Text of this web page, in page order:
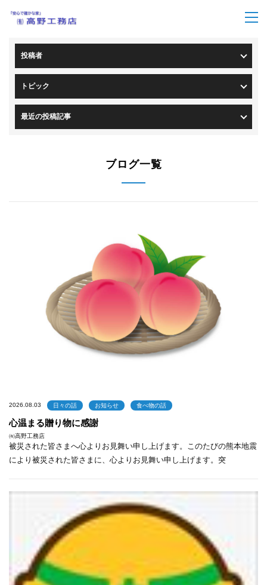
投稿者
トピック
最近の投稿記事
ブログ一覧
2026.08.03 日々の話 お知らせ 食べ物の話
心温まる贈り物に感謝
㈲高野工務店
被災された皆さまへ心よりお見舞い申し上げます。このたびの熊本地震
により被災された皆さまに、心よりお見舞い申し上げます。突